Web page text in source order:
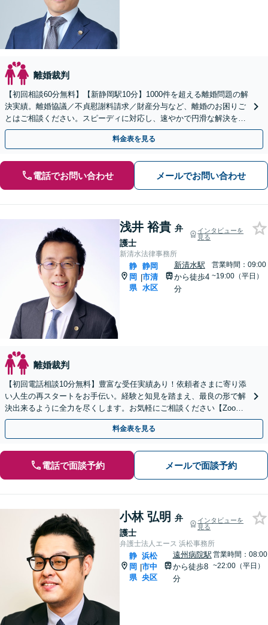
離婚裁判
【初回相談60分無料】【新静岡駅10分】1000件を超える離婚問題の解
決実績。離婚協議／不貞慰謝料請求／財産分与など、離婚のお困りご
とはご相談ください。スピーディに対応し、速やかで円滑な解決を目
指します【女性弁護士・男性弁護士どちらも所属】
料金表を見る
電話でお問い合わせ メールでお問い合わせ
浅井 裕貴 弁
護士
インタビューを
見る
新清水法律事務所
静
岡
県
|
静岡
市清
水区
新清水駅
から徒歩4
分
営業時間：09:00
~19:00（平日）
離婚裁判
【初回電話相談10分無料】豊富な受任実績あり！依頼者さまに寄り添
い人生の再スタートをお手伝い。経験と知見を踏まえ、最良の形で解
決出来るように全力を尽くします。お気軽にご相談ください【Zoom
相談可】【全国対応可】【新清水駅5分】
料金表を見る
電話で面談予約 メールで面談予約
小林 弘明 弁
護士
インタビューを
見る
弁護士法人エース 浜松事務所
静
岡
県
|
浜松
市中
央区
遠州病院駅
から徒歩8
分
営業時間：08:00
~22:00（平日）